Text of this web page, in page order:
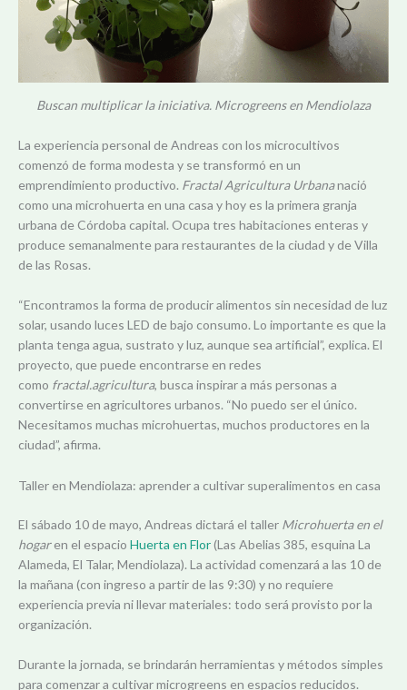
Buscan multiplicar la iniciativa. Microgreens en Mendiolaza
La experiencia personal de Andreas con los microcultivos
comenzó de forma modesta y se transformó en un
emprendimiento productivo. Fractal Agricultura Urbananació
como una microhuerta en una casa y hoy es la primera granja
urbana de Córdoba capital. Ocupa tres habitaciones enteras y
produce semanalmente para restaurantes de la ciudad y de Villa
de las Rosas.
“Encontramos la forma de producir alimentos sin necesidad de luz
solar, usando luces LED de bajo consumo. Lo importante es que la
planta tenga agua, sustrato y luz, aunque sea artificial”, explica. El
proyecto, que puede encontrarse en redes
como fractal.agricultura, busca inspirar a más personas a
convertirse en agricultores urbanos. “No puedo ser el único.
Necesitamos muchas microhuertas, muchos productores en la
ciudad”, afirma.
Taller en Mendiolaza: aprender a cultivar superalimentos en casa
El sábado 10 de mayo, Andreas dictará el taller Microhuerta en el
hogaren el espacio Huerta en Flor(Las Abelias 385, esquina La
Alameda, El Talar, Mendiolaza). La actividad comenzará a las 10 de
la mañana (con ingreso a partir de las 9:30) y no requiere
experiencia previa ni llevar materiales: todo será provisto por la
organización.
Durante la jornada, se brindarán herramientas y métodos simples
para comenzar a cultivar microgreens en espacios reducidos.